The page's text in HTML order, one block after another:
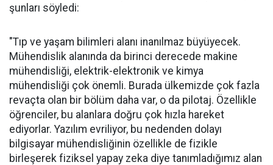
şunları söyledi:
"Tıp ve yaşam bilimleri alanı inanılmaz büyüyecek.
Mühendislik alanında da birinci derecede makine
mühendisliği, elektrik-elektronik ve kimya
mühendisliği çok önemli. Burada ülkemizde çok fazla
revaçta olan bir bölüm daha var, o da pilotaj. Özellikle
öğrenciler, bu alanlara doğru çok hızla hareket
ediyorlar. Yazılım evriliyor, bu nedenden dolayı
bilgisayar mühendisliğinin özellikle de fizikle
birleşerek fiziksel yapay zeka diye tanımladığımız alan